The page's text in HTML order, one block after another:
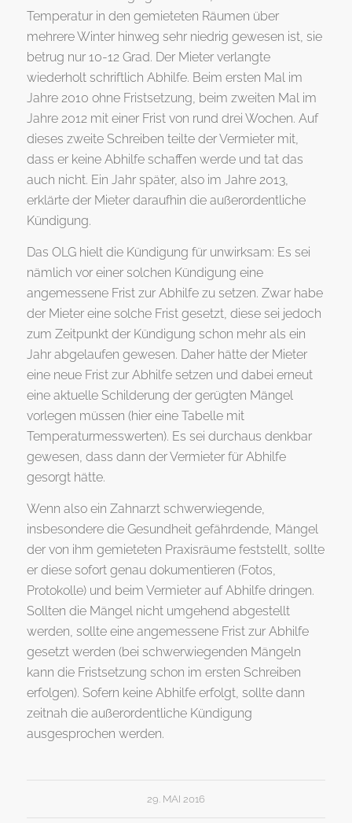
Temperatur in den gemieteten Räumen über
mehrere Winter hinweg sehr niedrig gewesen ist, sie
betrug nur 10-12 Grad. Der Mieter verlangte
wiederholt schriftlich Abhilfe. Beim ersten Mal im
Jahre 2010 ohne Fristsetzung, beim zweiten Mal im
Jahre 2012 mit einer Frist von rund drei Wochen. Auf
dieses zweite Schreiben teilte der Vermieter mit,
dass er keine Abhilfe schaffen werde und tat das
auch nicht. Ein Jahr später, also im Jahre 2013,
erklärte der Mieter daraufhin die außerordentliche
Kündigung.
Das OLG hielt die Kündigung für unwirksam: Es sei
nämlich vor einer solchen Kündigung eine
angemessene Frist zur Abhilfe zu setzen. Zwar habe
der Mieter eine solche Frist gesetzt, diese sei jedoch
zum Zeitpunkt der Kündigung schon mehr als ein
Jahr abgelaufen gewesen. Daher hätte der Mieter
eine neue Frist zur Abhilfe setzen und dabei erneut
eine aktuelle Schilderung der gerügten Mängel
vorlegen müssen (hier eine Tabelle mit
Temperaturmesswerten). Es sei durchaus denkbar
gewesen, dass dann der Vermieter für Abhilfe
gesorgt hätte.
Wenn also ein Zahnarzt schwerwiegende,
insbesondere die Gesundheit gefährdende, Mängel
der von ihm gemieteten Praxisräume feststellt, sollte
er diese sofort genau dokumentieren (Fotos,
Protokolle) und beim Vermieter auf Abhilfe dringen.
Sollten die Mängel nicht umgehend abgestellt
werden, sollte eine angemessene Frist zur Abhilfe
gesetzt werden (bei schwerwiegenden Mängeln
kann die Fristsetzung schon im ersten Schreiben
erfolgen). Sofern keine Abhilfe erfolgt, sollte dann
zeitnah die außerordentliche Kündigung
ausgesprochen werden.
29. MAI 2016